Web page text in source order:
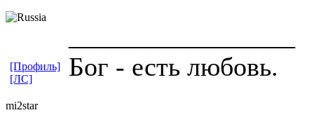
Бог - есть любовь.
[Профиль]
[ЛС]
mi2star